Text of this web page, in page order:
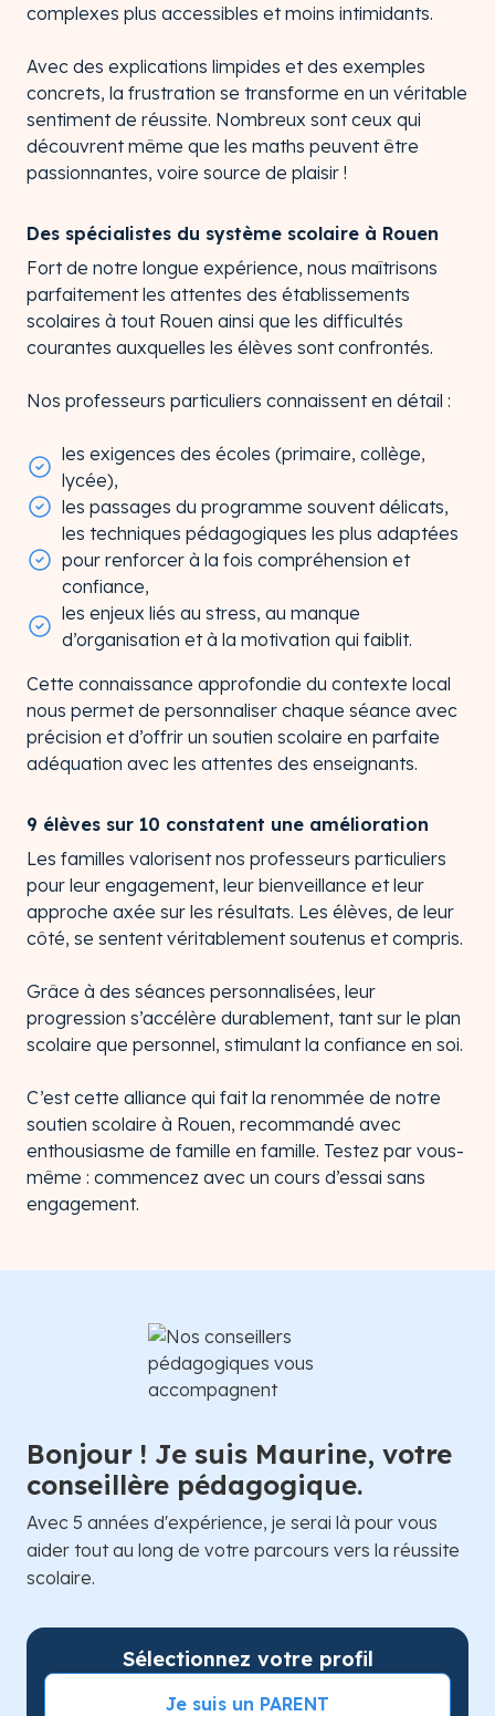
complexes plus accessibles et moins intimidants.
Avec des explications limpides et des exemples
concrets, la frustration se transforme en un véritable
sentiment de réussite. Nombreux sont ceux qui
découvrent même que les maths peuvent être
passionnantes, voire source de plaisir !
Des spécialistes du système scolaire à Rouen
Fort de notre longue expérience, nous maîtrisons
parfaitement les attentes des établissements
scolaires à tout Rouen ainsi que les difficultés
courantes auxquelles les élèves sont confrontés.
Nos professeurs particuliers connaissent en détail :
les exigences des écoles (primaire, collège,
lycée),
les passages du programme souvent délicats,
les techniques pédagogiques les plus adaptées
pour renforcer à la fois compréhension et
confiance,
les enjeux liés au stress, au manque
d’organisation et à la motivation qui faiblit.
Cette connaissance approfondie du contexte local
nous permet de personnaliser chaque séance avec
précision et d’offrir un soutien scolaire en parfaite
adéquation avec les attentes des enseignants.
9 élèves sur 10 constatent une amélioration
Les familles valorisent nos professeurs particuliers
pour leur engagement, leur bienveillance et leur
approche axée sur les résultats. Les élèves, de leur
côté, se sentent véritablement soutenus et compris.
Grâce à des séances personnalisées, leur
progression s’accélère durablement, tant sur le plan
scolaire que personnel, stimulant la confiance en soi.
C’est cette alliance qui fait la renommée de notre
soutien scolaire à Rouen, recommandé avec
enthousiasme de famille en famille. Testez par vous-
même : commencez avec un cours d’essai sans
engagement.
Bonjour ! Je suis Maurine, votre
conseillère pédagogique.
Avec 5 années d'expérience, je serai là pour vous
aider tout au long de votre parcours vers la réussite
scolaire.
Sélectionnez votre profil
Je suis un PARENT